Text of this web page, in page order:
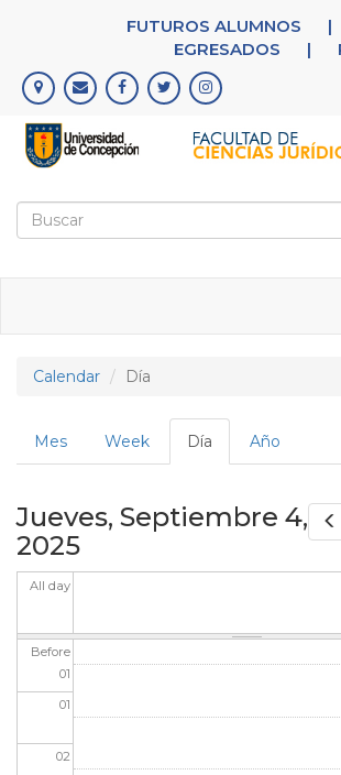
principal
FUTUROS ALUMNOS |
EGRESADOS
|
Formulario
Calendar Día
Solapas
principales
Mes Week Día (solapa
activa)
Año
Jueves, Septiembre 4,
2025
All day
Before
01
01
02